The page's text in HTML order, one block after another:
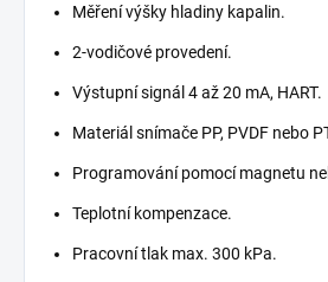
Měření výšky hladiny kapalin.
2-vodičové provedení.
Výstupní signál 4 až 20 mA, HART.
Materiál snímače PP, PVDF nebo
Programování pomocí magnetu
Teplotní kompenzace.
Pracovní tlak max. 300 kPa.